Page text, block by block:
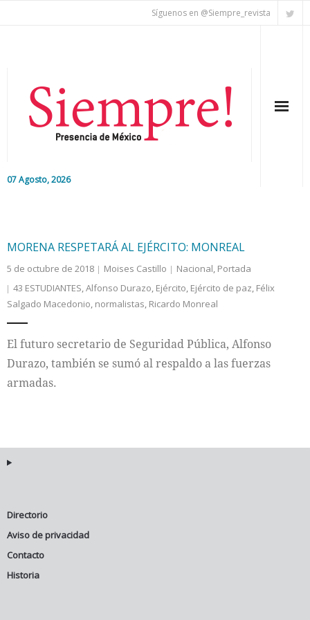
Síguenos en @Siempre_revista
07 Agosto, 2026
Nacional
Colaboradores
Internacional
Cultura
MORENA RESPETARÁ AL EJÉRCITO: MONREAL
5 de octubre de 2018 Moises Castillo Nacional, Portada
43 ESTUDIANTES,Alfonso Durazo, Ejército, Ejército de paz, Félix
Salgado Macedonio, normalistas, Ricardo Monreal
El futuro secretario de Seguridad Pública, Alfonso
Durazo, también se sumó al respaldo a las fuerzas
armadas.
Directorio
Aviso de privacidad
Contacto
Historia